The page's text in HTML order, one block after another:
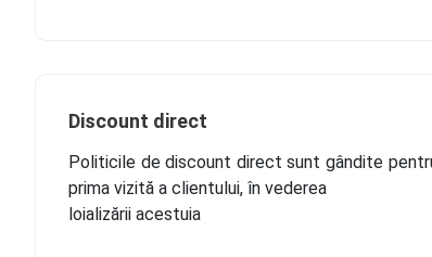
Discount direct
Politicile de discount direct sunt gândite
prima vizită a clientului, în vederea
loializării acestuia